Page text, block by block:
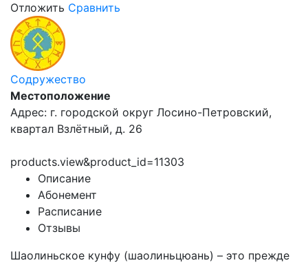
Отложить Сравнить
Содружество
Местоположение
Адрес: г. городской округ Лосино-Петровский,
квартал Взлётный, д. 26
products.view&product_id=11303
Описание
Абонемент
Расписание
Отзывы
Шаолиньское кунфу (шаолиньцюань) – это прежде